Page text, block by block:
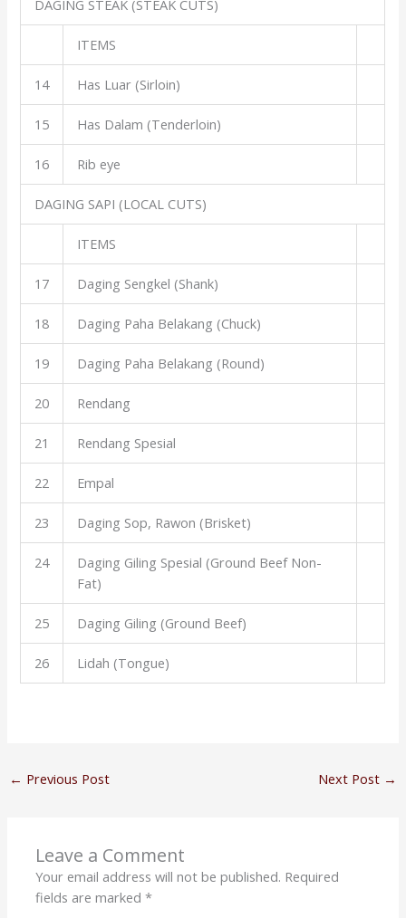
DAGING STEAK (STEAK CUTS)
ITEMS
14 Has Luar (Sirloin)
15 Has Dalam (Tenderloin)
16 Rib eye
DAGING SAPI (LOCAL CUTS)
ITEMS
17 Daging Sengkel (Shank)
18 Daging Paha Belakang (Chuck)
19 Daging Paha Belakang (Round)
20 Rendang
21 Rendang Spesial
22 Empal
23 Daging Sop, Rawon (Brisket)
24
Daging Giling Spesial (Ground Beef Non-
Fat)
25 Daging Giling (Ground Beef)
26 Lidah (Tongue)
← Previous Post Next Post →
Leave a Comment
Your email address will not be published. Required
fields are marked*